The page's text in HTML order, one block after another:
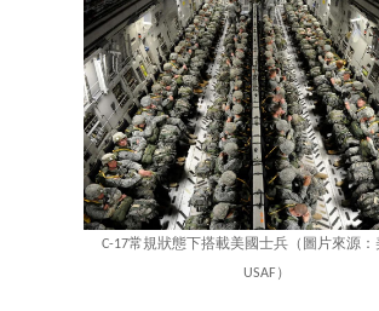
C-17常規狀態下搭載美國士兵（圖片來源
USAF）